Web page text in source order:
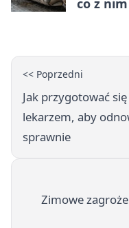
<< Poprzedni
Jak przygotować
lekarzem, aby
sprawnie
Zimowe